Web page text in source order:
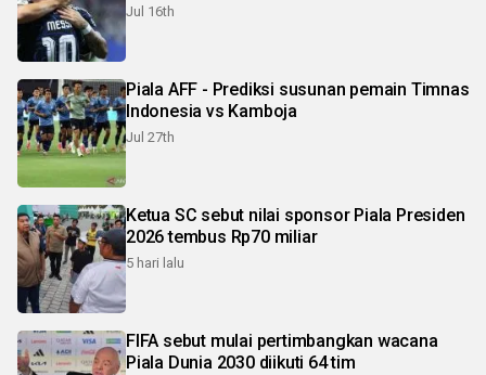
Jul 16th
Piala AFF - Prediksi susunan pemain Timnas
Indonesia vs Kamboja
Jul 27th
Ketua SC sebut nilai sponsor Piala Presiden
2026 tembus Rp70 miliar
5 hari lalu
FIFA sebut mulai pertimbangkan wacana
Piala Dunia 2030 diikuti 64 tim